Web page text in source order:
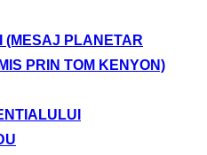
(MESAJ PLANETAR
PRIN TOM KENYON)